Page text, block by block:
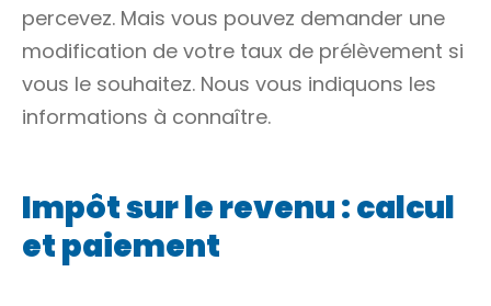
percevez. Mais vous pouvez demander une
modification de votre taux de prélèvement si
vous le souhaitez. Nous vous indiquons les
informations à connaître.
Impôt sur le revenu : calcul
et paiement